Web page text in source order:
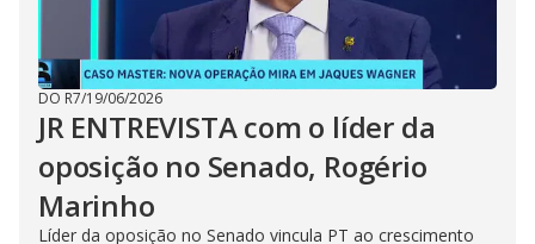
DO R7/19/06/2026
JR ENTREVISTA com o líder da
oposição no Senado, Rogério
Marinho
Líder da oposição no Senado vincula PT ao crescimento